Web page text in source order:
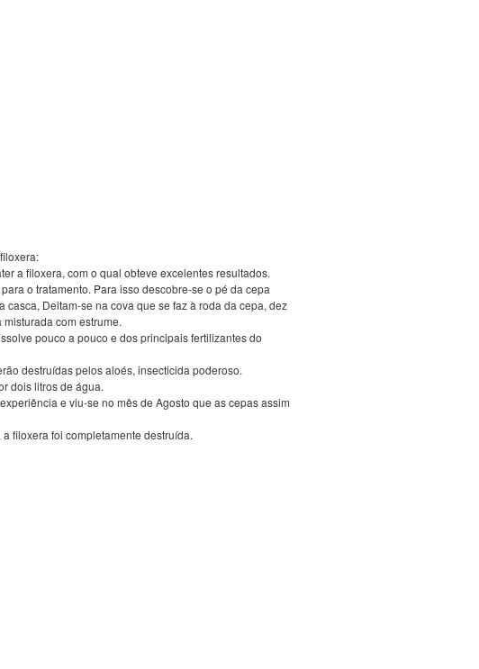
a filoxera, com o qual obteve excelentes resultados.
o tratamento. Para isso descobre-se o pé da cepa
Deitam-se na cova que se faz à roda da cepa, dez
com estrume.
pouco a pouco e dos principais fertilizantes do
destruídas pelos aloés, insecticida poderoso.
dois litros de água.
e viu-se no mês de Agosto que as cepas assim
filoxera foi completamente destruída.